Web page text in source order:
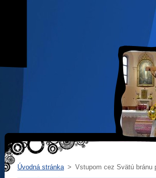
Úvodná stránka > Vstupom cez Svätú bránu